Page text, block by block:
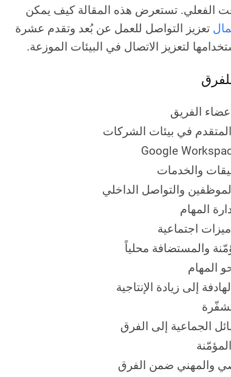
الفعلي. تستعرض هذه المقالة كيف يمكن
تعزيز التواصل للعمل عن بُعد وتقدم عشرة
لتعزيز الاتصال في البيئات الموزعة.
الفريق
المتقدم في بيئات الشركات
والخدمات
والتواصل الداخلي
المهام
اجتماعية
والمستضافة محلياً
المهام
إلى زيادة الإنتاجية
الجماعية إلى الفرق
والمهني ضمن الفرق